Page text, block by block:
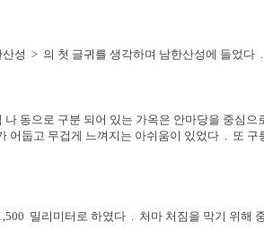
성 > 의 첫 글귀를 생각하며 남한산성에 들었다 .
나 동으로 구분 되어 있는 가옥은 안마당을 중심
어둡고 무겁게 느껴지는 아쉬움이 있었다 . 또 구
밀리미터로 하였다 . 처마 처짐을 막기 위해